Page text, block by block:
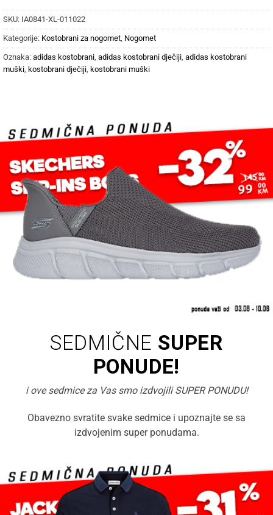
SKU: IA0841-XL-011022
Kategorije: Kostobrani za nogomet Nogomet
Oznaka: adidas kostobrani adidas kostobrani dječiji adidas kostobrani
muški kostobrani dječiji kostobrani muški
SEDMIČNE SUPER
PONUDE!
i ove sedmice za Vas smo izdvojili SUPER PONUDU!
Obavezno svratite svake sedmice i upoznajte se sa
izdvojenim super ponudama.